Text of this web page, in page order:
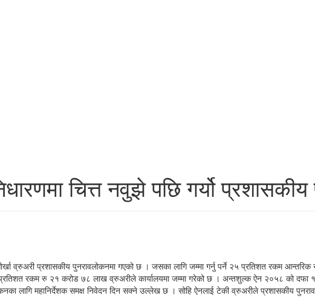
चित्त नवुझे पछि गर्यो
व्रुअरी प्रशासकीय पुनरावलोकनमा गएको छ । जसका लागि जम्मा गर्नु पर्ने २५ प्रतिशत रकम आन्तरिक
रकम रु २१ करोड ७८ लाख व्रुअरीले कार्यालयमा जम्मा गरेको छ । अन्तशुल्क ऐन २०५८ को दफा
लागि महानिर्देशक समक्ष निवेदन दिन सक्ने उल्लेख छ । सोहि ऐनलाई टेकी व्रुअरीले प्रशासकीय